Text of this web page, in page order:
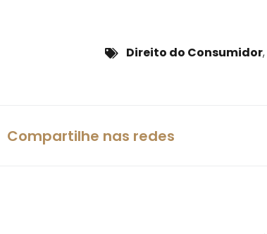
Direito do Consumidor,
Compartilhe nas redes